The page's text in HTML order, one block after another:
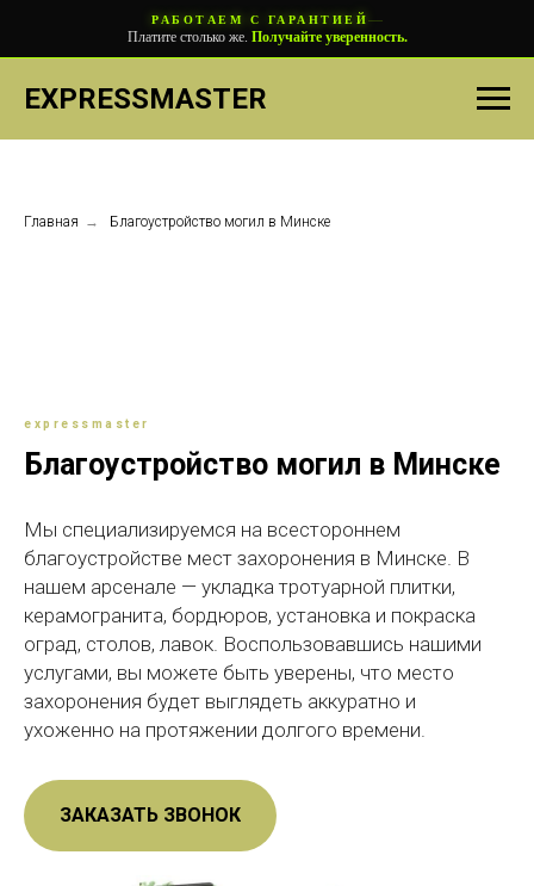
РАБОТАЕМ С ГАРАНТИЕЙ—
Платите столько же. Получайте уверенность.
EXPRESSMASTER
Главная → Благоустройство могил в Минске
expressmaster
Благоустройство могил в Минске
Мы специализируемся на всестороннем
благоустройстве мест захоронения в Минске. В
нашем арсенале — укладка тротуарной плитки,
керамогранита, бордюров, установка и покраска
оград, столов, лавок. Воспользовавшись нашими
услугами, вы можете быть уверены, что место
захоронения будет выглядеть аккуратно и
ухоженно на протяжении долгого времени.
ЗАКАЗАТЬ ЗВОНОК